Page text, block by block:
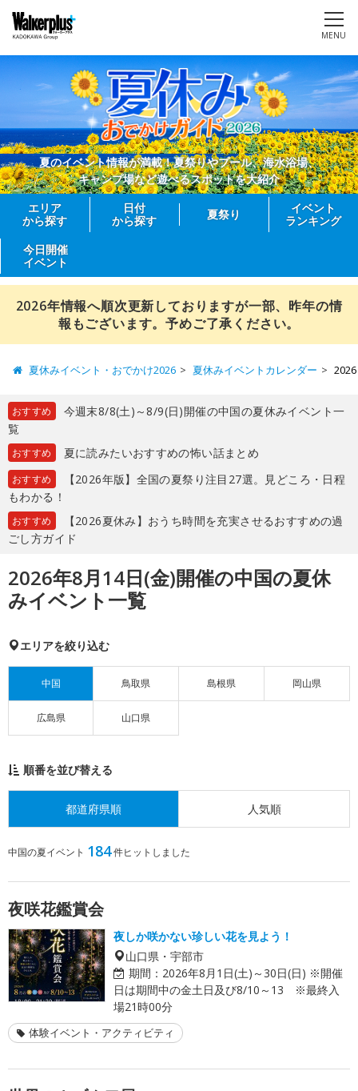
MENU
夏のイベント情報が満載！夏祭りやプール、海水浴場、
キャンプ場など遊べるスポットを大紹介
エリア
から探す
日付
から探す
夏祭り
イベント
ランキング
今日開催
イベント
2026年情報へ順次更新しておりますが一部、昨年の情
報もございます。予めご了承ください。
夏休みイベント・おでかけ2026 夏休みイベントカレンダー
おすすめ
今週末8/8(土)～8/9(日)開催の中国の夏休みイベント一
覧
おすすめ 夏に読みたいおすすめの怖い話まとめ
おすすめ
【2026年版】全国の夏祭り注目27選。見どころ・日程
もわかる！
おすすめ
【2026夏休み】おうち時間を充実させるおすすめの過
ごし方ガイド
2026年8月14日(金)開催の中国の夏休
みイベント一覧
エリアを絞り込む
中国 鳥取県 島根県 岡山県
広島県 山口県
順番を並び替える
都道府県順 人気順
中国の夏イベント 184件ヒットしました
夜咲花鑑賞会
夜しか咲かない珍しい花を見よう！
山口県・宇部市
期間： 2026年8月1日(土)～30日(日) ※開催
日は期間中の金土日及び8/10～13 ※最終入
場21時00分
体験イベント・アクティビティ